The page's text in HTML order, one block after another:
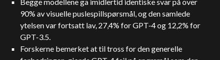
90% av visuelle puslespillspørsmål, og den samlede
ytelsen var fortsatt lav, 27,4% for GPT-4 og 12,2% for
GPT-3.5.
Forskerne bemerket at til tross for den generelle